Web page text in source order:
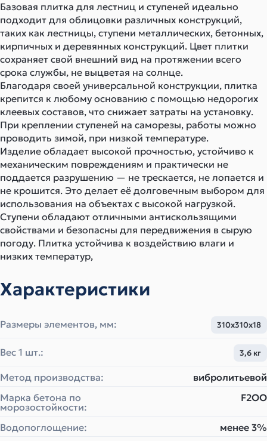
Базовая плитка для лестниц и ступеней идеально
подходит для облицовки различных конструкций,
таких как лестницы, ступени металлических, бетонных,
кирпичных и деревянных конструкций. Цвет плитки
сохраняет свой внешний вид на протяжении всего
срока службы, не выцветая на солнце.
Благодаря своей универсальной конструкции, плитка
крепится к любому основанию с помощью недорогих
клеевых составов, что снижает затраты на установку.
При креплении ступеней на саморезы, работы можно
проводить зимой, при низкой температуре.
Изделие обладает высокой прочностью, устойчиво к
механическим повреждениям и практически не
поддается разрушению — не трескается, не лопается и
не крошится. Это делает её долговечным выбором для
использования на объектах с высокой нагрузкой.
Ступени обладают отличными антискользящими
свойствами и безопасны для передвижения в сырую
погоду. Плитка устойчива к воздействию влаги и
низких температур,
Характеристики
Размеры элементов, мм: 310х310х18
Вес 1 шт.: 3,6 кг
Метод производства:
вибролитьевой
Марка бетона по
морозостойкости:
F2ОО
Водопоглощение:
менее 3%